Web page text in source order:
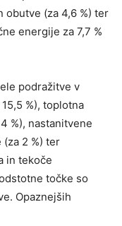
(za 4,6 %) ter
energije za 7,7 %
podražitve v
%), toplotna
%), nastanitvene
2 %) ter
in tekoče
točke so
Opaznejših